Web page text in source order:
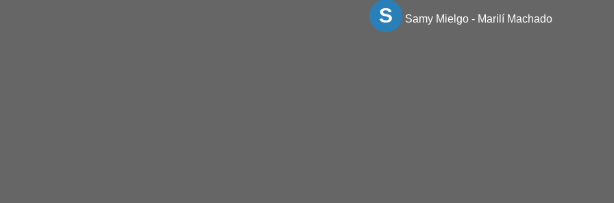
S Samy Mielgo - Marilí Machado